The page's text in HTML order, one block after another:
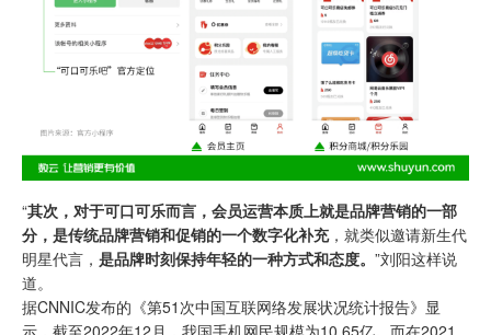
“其次，对于可口可乐而言，会员运营本质上就是品牌营销的一部
分，是传统品牌营销和促销的一个数字化补充，就类似邀请新生代
明星代言， 是品牌时刻保持年轻的一种方式和态度。 ”刘阳这样说
道。
据CNNIC发布的《第51次中国互联网络发展状况统计报告》显
示，截至2022年12月，我国手机网民规模为10.65亿。而在2021